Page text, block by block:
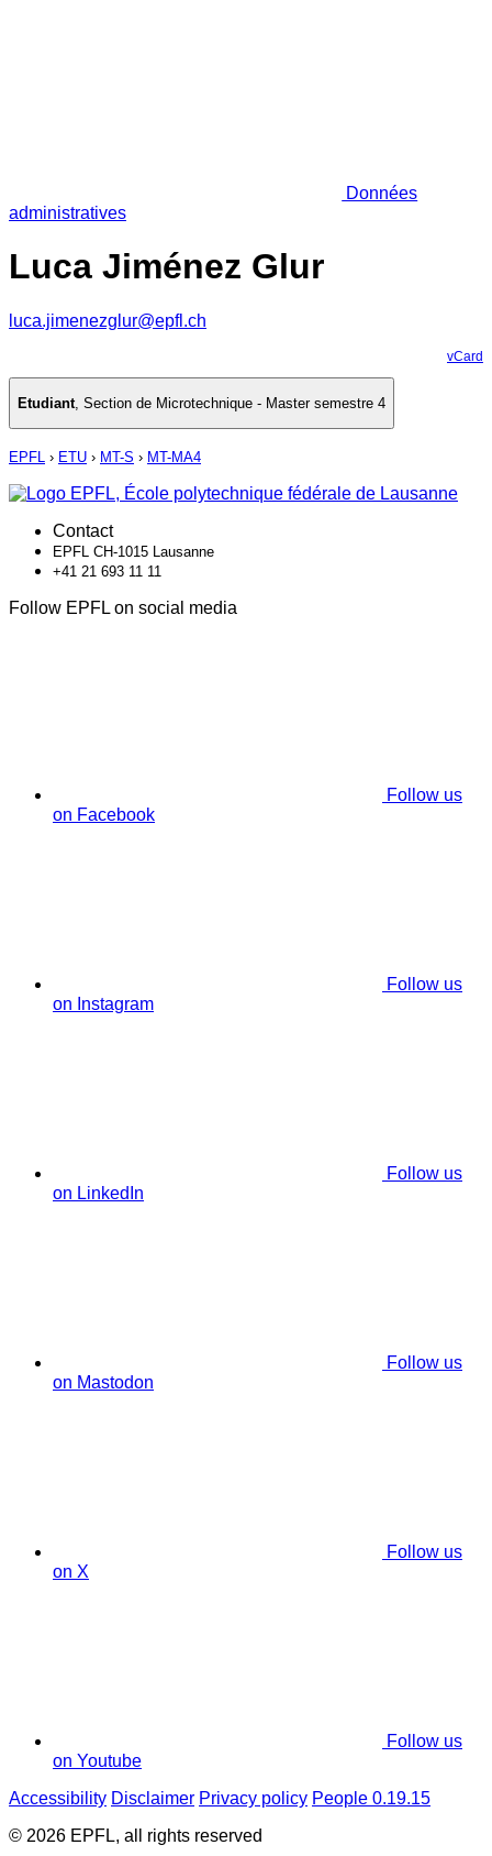
Données
administratives
Luca Jiménez Glur
luca.jimenezglur@epfl.ch
vCard
Etudiant, Section de Microtechnique - Master semestre 4
EPFL › ETU › MT-S › MT-MA4
Contact
EPFL CH-1015 Lausanne
+41 21 693 11 11
Follow EPFL on social media
Follow us
on Facebook
Follow us
on Instagram
Follow us
on LinkedIn
Follow us
on Mastodon
Follow us
on X
Follow us
on Youtube
Accessibility Disclaimer Privacy policy People 0.19.15
© 2026 EPFL, all rights reserved